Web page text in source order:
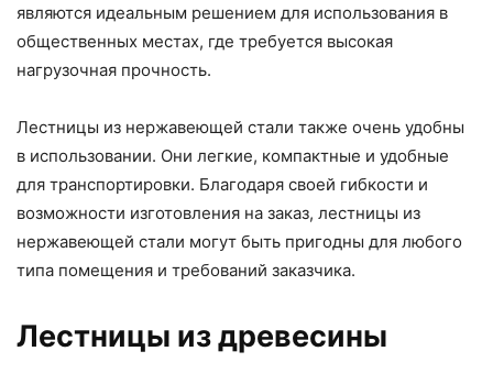
являются идеальным решением для использования в
общественных местах, где требуется высокая
нагрузочная прочность.
Лестницы из нержавеющей стали также очень удобны
в использовании. Они легкие, компактные и удобные
для транспортировки. Благодаря своей гибкости и
возможности изготовления на заказ, лестницы из
нержавеющей стали могут быть пригодны для любого
типа помещения и требований заказчика.
Лестницы из древесины